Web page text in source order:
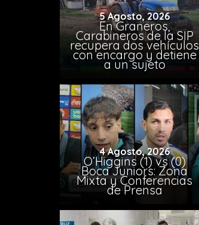
5 Agosto, 2026
En Graneros,
Carabineros de la SIP
recupera dos vehículos
con encargo y detiene
a un sujeto
4 Agosto, 2026
O’Higgins (1) vs (0)
Boca Juniors: Zona
Mixta y Conferencias
de Prensa